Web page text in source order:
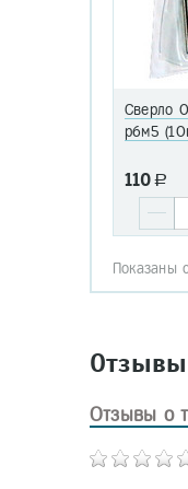
Сверло
р6м5
110 a
Показаны с
Отзывы о